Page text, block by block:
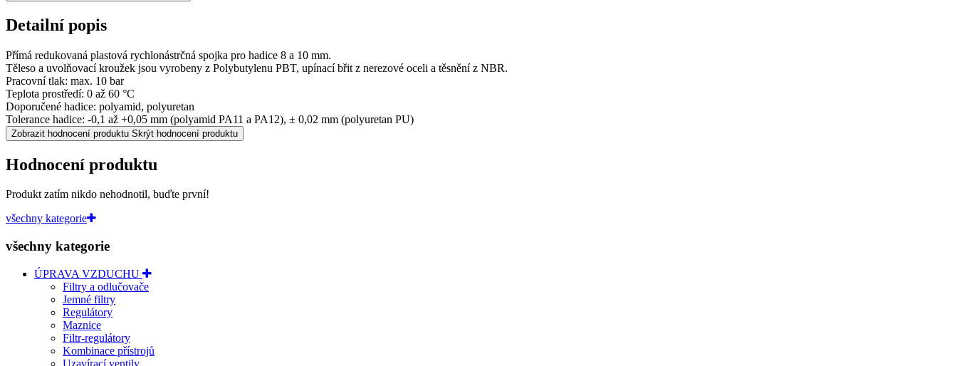
Detailní popis
Přímá redukovaná plastová rychlonástrčná spojka pro hadice 8 a 10 mm.
Těleso a uvolňovací kroužek jsou vyrobeny z Polybutylenu PBT, upínací břit z nerezové oceli a těsnění z NBR.
Pracovní tlak: max. 10 bar
Teplota prostředí: 0 až 60 °C
Doporučené hadice: polyamid, polyuretan
Tolerance hadice: -0,1 až +0,05 mm (polyamid PA11 a PA12), ± 0,02 mm (polyuretan PU)
Zobrazit hodnocení produktu Skrýt hodnocení produktu
Hodnocení produktu
Produkt zatím nikdo nehodnotil, buďte první!
všechny kategorie
všechny kategorie
ÚPRAVA VZDUCHU
Filtry a odlučovače
Jemné filtry
Regulátory
Maznice
Filtr-regulátory
Kombinace přístrojů
Uzavírací ventily